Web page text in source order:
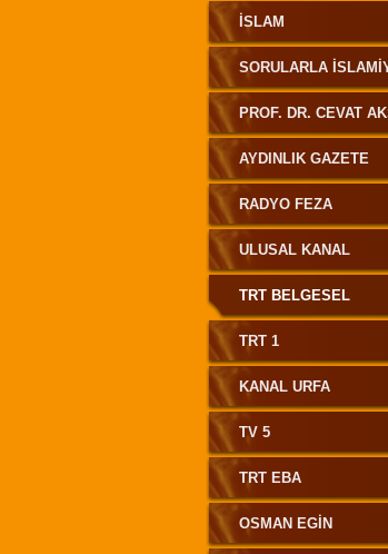
İSLAM
SORULARLA
PROF. DR. CEVAT
HOCAEFENDI
AYDINLIK GAZETE
RADYO FEZA
ULUSAL KANAL
TRT BELGESEL
TRT 1
KANAL URFA
TV 5
TRT EBA
OSMAN EGİN